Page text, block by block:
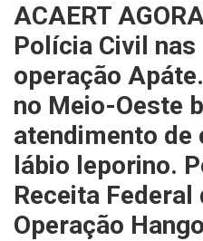
INTEGRIDADE
ACAERT
Polícia Civil
operação
no Meio-Oeste
atendimento de
lábio leporino.
Receita
Operação